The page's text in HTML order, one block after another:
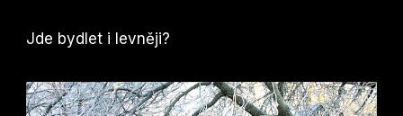
Jde bydlet i levněji?